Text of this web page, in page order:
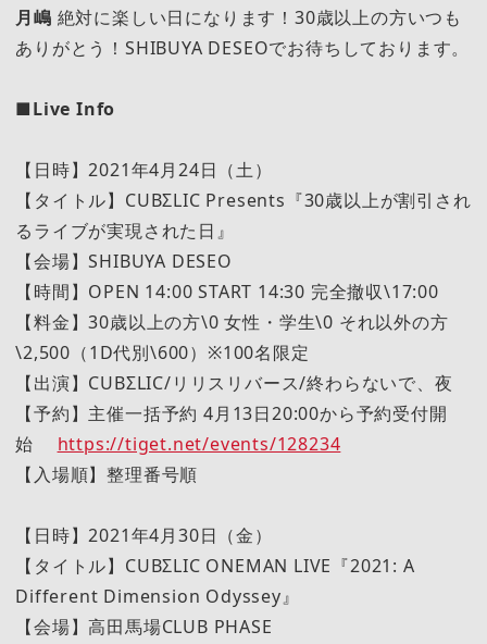
月嶋 絶対に楽しい日になります！30歳以上の方いつも
ありがとう！SHIBUYA DESEOでお待ちしております。
■Live Info
【日時】2021年4月24日（土）
【タイトル】CUBΣLIC Presents『30歳以上が割引され
るライブが実現された日』
【会場】SHIBUYA DESEO
【時間】OPEN 14:00 START 14:30 完全撤収\17:00
【料金】30歳以上の方\0 女性・学生\0 それ以外の方
\2,500（1D代別\600）※100名限定
【出演】CUBΣLIC/リリスリバース/終わらないで、夜
【予約】主催一括予約 4月13日20:00から予約受付開
始 https://tiget.net/events/128234
【入場順】整理番号順
【日時】2021年4月30日（金）
【タイトル】CUBΣLIC ONEMAN LIVE『2021: A
Different Dimension Odyssey』
【会場】高田馬場CLUB PHASE